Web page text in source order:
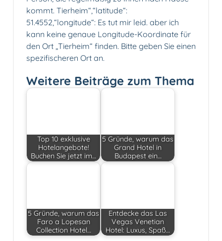
kommt. Tierheim“,“latitude“:
51.4552,“longitude“: Es tut mir leid. aber ich
kann keine genaue Longitude-Koordinate für
den Ort „Tierheim“ finden. Bitte geben Sie einen
spezifischeren Ort an.
Weitere Beiträge zum Thema
Top 10 exklusive
Hotelangebote!
Buchen Sie jetzt im…
5 Gründe, warum das
Grand Hotel in
Budapest ein…
5 Gründe, warum das
Faro a Lopesan
Collection Hotel…
Entdecke das Las
Vegas Venetian
Hotel: Luxus, Spaß…